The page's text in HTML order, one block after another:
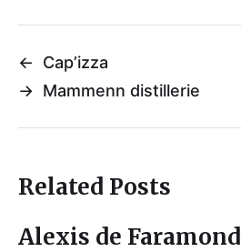
←
Cap’izza
→ Mammenn distillerie
Related Posts
Alexis de Faramond